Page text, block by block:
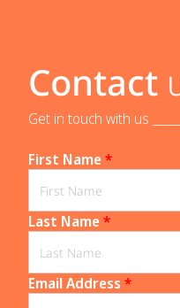
Contact
Get in touch with us
First Name*
Last Name*
Email Address *